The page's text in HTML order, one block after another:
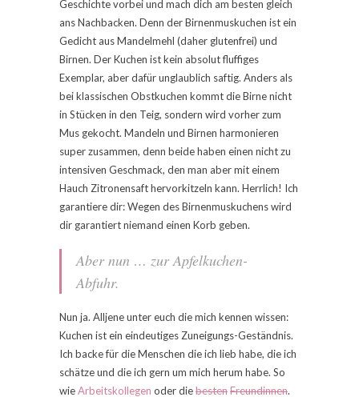
Geschichte vorbei und mach dich am besten gleich
ans Nachbacken. Denn der Birnenmuskuchen ist ein
Gedicht aus Mandelmehl (daher glutenfrei) und
Birnen. Der Kuchen ist kein absolut fluffiges
Exemplar, aber dafür unglaublich saftig. Anders als
bei klassischen Obstkuchen kommt die Birne nicht
in Stücken in den Teig, sondern wird vorher zum
Mus gekocht. Mandeln und Birnen harmonieren
super zusammen, denn beide haben einen nicht zu
intensiven Geschmack, den man aber mit einem
Hauch Zitronensaft hervorkitzeln kann. Herrlich! Ich
garantiere dir: Wegen des Birnenmuskuchens wird
dir garantiert niemand einen Korb geben.
Aber nun … zur Apfelkuchen-
Abfuhr.
Nun ja. Alljene unter euch die mich kennen wissen:
Kuchen ist ein eindeutiges Zuneigungs-Geständnis.
Ich backe für die Menschen die ich lieb habe, die ich
schätze und die ich gern um mich herum habe. So
wieArbeitskollegen oder diebestenFreundinnen.